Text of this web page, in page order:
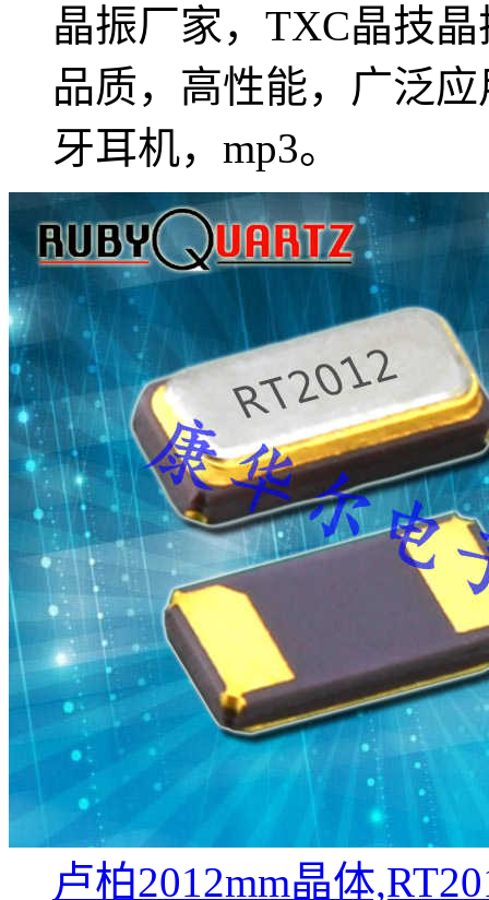
晶振厂家，TXC晶技
品质，高性能，广泛
牙耳机，mp3。
卢柏2012mm晶体